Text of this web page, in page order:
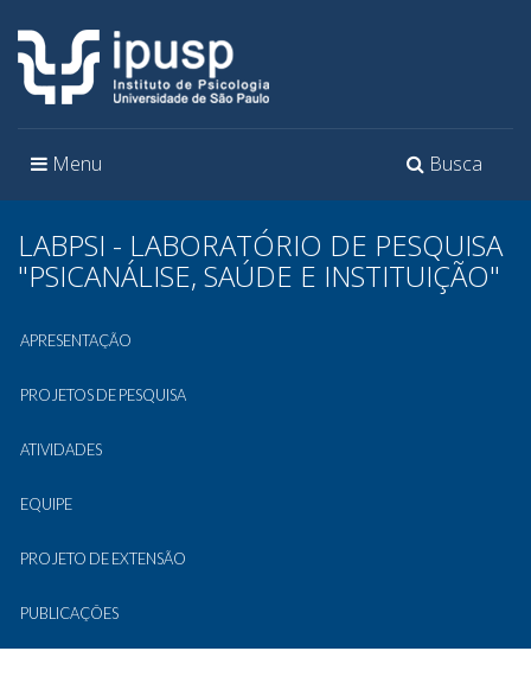
Toggle
Busca
Toggle
Menu
LABPSI - LABORATÓRIO DE PESQUISA
"PSICANÁLISE, SAÚDE E INSTITUIÇÃO"
APRESENTAÇÃO
PROJETOS DE PESQUISA
ATIVIDADES
EQUIPE
PROJETO DE EXTENSÃO
PUBLICAÇÕES